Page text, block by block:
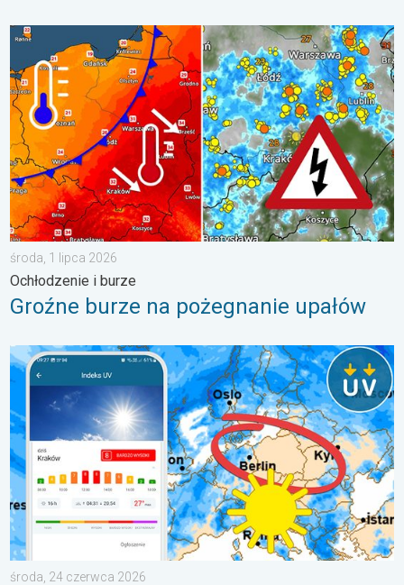
Groźne burze na pożegnanie upałów. Ochłodzenie i burze. . .
środa, 1 lipca 2026
Ochłodzenie i burze
Groźne burze na pożegnanie upałów
Brak opadów do końca tygodnia. Chroń się przed słońcem. .
środa, 24 czerwca 2026